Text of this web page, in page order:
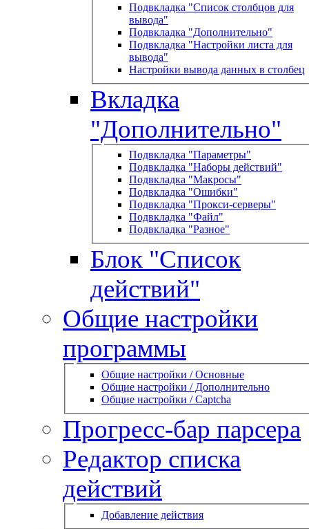
Подвкладка "Список столбцов для
вывода"
Подвкладка "Дополнительно"
Подвкладка "Настройки листа для
вывода"
Настройки вывода данных в столбец
Вкладка
"Дополнительно"
Подвкладка "Параметры"
Подвкладка "Наборы действий"
Подвкладка "Макросы"
Подвкладка "Ошибки"
Подвкладка "Прокси-серверы"
Подвкладка "Файл"
Подвкладка "Разное"
Блок "Список
действий"
Общие настройки
программы
Общие настройки / Основные
Общие настройки / Дополнительно
Общие настройки / Captcha
Прогресс-бар парсера
Редактор списка
действий
Добавление действия